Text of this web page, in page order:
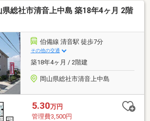
県総社市清音上中島 築18年4ヶ月 2階
伯備線 清音駅 徒歩7分
その他の交通
築18年4ヶ月 / 2階建
岡山県総社市清音上中島
5.30万円
管理費3,500円